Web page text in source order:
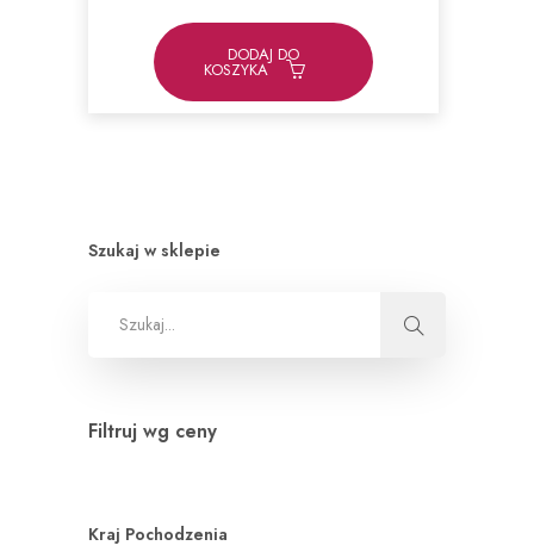
DODAJ DO
KOSZYKA
Szukaj w sklepie
Filtruj wg ceny
Kraj Pochodzenia